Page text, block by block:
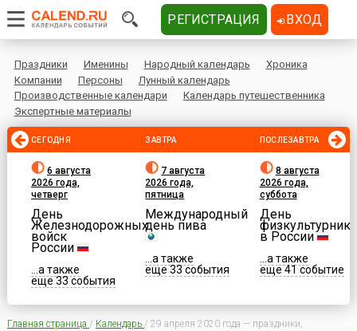
Праздники Именины Народный календарь
Хроника
Компании
Персоны
Лунный календарь
Производственные календари
Календарь путешественника
Экспертные материалы
СЕГОДНЯ
6 августа
2026 года,
четверг
День
Железнодорожных
войск
России
...а также
еще 33 события
ЗАВТРА
7 августа
2026 года,
пятница
Международный
день пива
...а также
еще 33 события
ПОСЛЕЗАВТРА
8 августа
2026 года,
суббота
День
физкультурника
в России
...а также
еще 41 событие
Главная страница / Календарь / 29 апреля 2020 года — праздники,
РЕГИСТРАЦИЯ ВХОД